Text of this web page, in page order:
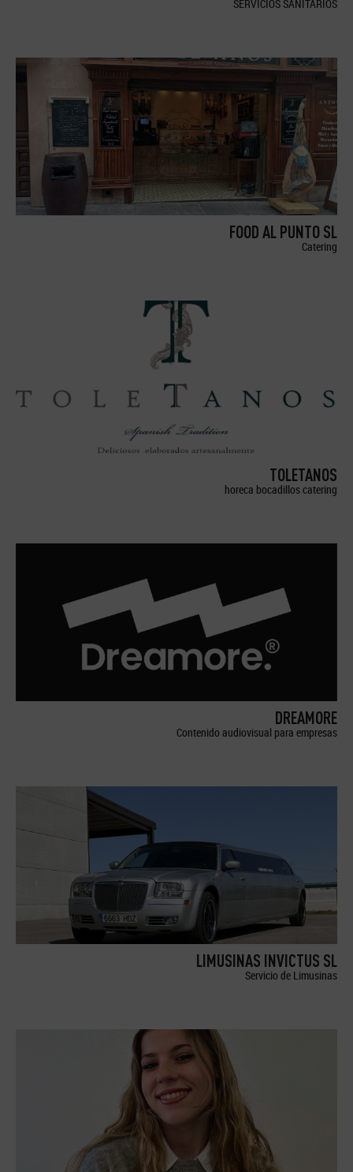
SERVICIOS SANITARIOS
FOOD AL PUNTO SL
Catering
TOLETANOS
horeca bocadillos catering
DREAMORE
Contenido audiovisual para empresas
LIMUSINAS INVICTUS SL
Servicio de Limusinas